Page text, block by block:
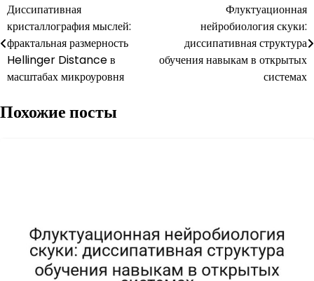
Навигация
по
записям
Диссипативная
кристаллография мыслей:
фрактальная размерность
Hellinger Distance в
масштабах микроуровня
Флуктуационная
нейробиология скуки:
диссипативная структура
обучения навыкам в открытых
системах
Похожие посты